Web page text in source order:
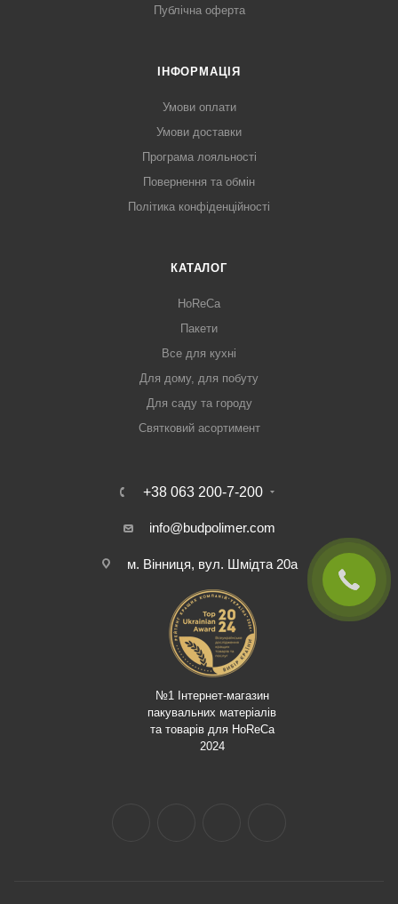
Публічна оферта
ІНФОРМАЦІЯ
Умови оплати
Умови доставки
Програма лояльності
Повернення та обмін
Політика конфіденційності
КАТАЛОГ
HoReCa
Пакети
Все для кухні
Для дому, для побуту
Для саду та городу
Святковий асортимент
+38 063 200-7-200
info@budpolimer.com
м. Вінниця, вул. Шмідта 20а
№1 Інтернет-магазин
пакувальних матеріалів
та товарів для HoReCa
2024